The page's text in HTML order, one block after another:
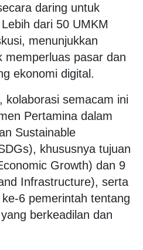
daring untuk
dari 50 UMKM
menunjukkan
memperluas pasar dan
ekonomi digital.
kolaborasi semacam ini
Pertamina dalam
Sustainable
khususnya tujuan
Growth) dan 9
Infrastructure), serta
6 pemerintah tentang
berkeadilan dan